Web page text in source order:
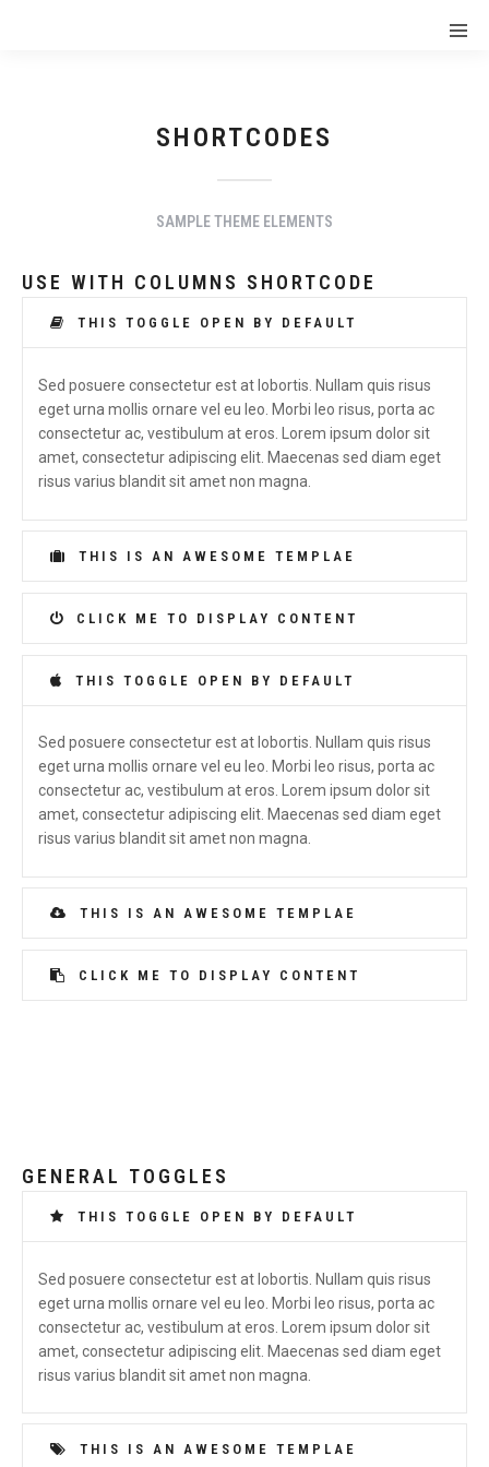
SHORTCODES
SAMPLE THEME ELEMENTS
USE WITH COLUMNS SHORTCODE
THIS TOGGLE OPEN BY DEFAULT
Sed posuere consectetur est at lobortis. Nullam quis risus
eget urna mollis ornare vel eu leo. Morbi leo risus, porta ac
consectetur ac, vestibulum at eros. Lorem ipsum dolor sit
amet, consectetur adipiscing elit. Maecenas sed diam eget
risus varius blandit sit amet non magna.
THIS IS AN AWESOME TEMPLAE
CLICK ME TO DISPLAY CONTENT
THIS TOGGLE OPEN BY DEFAULT
Sed posuere consectetur est at lobortis. Nullam quis risus
eget urna mollis ornare vel eu leo. Morbi leo risus, porta ac
consectetur ac, vestibulum at eros. Lorem ipsum dolor sit
amet, consectetur adipiscing elit. Maecenas sed diam eget
risus varius blandit sit amet non magna.
THIS IS AN AWESOME TEMPLAE
CLICK ME TO DISPLAY CONTENT
GENERAL TOGGLES
THIS TOGGLE OPEN BY DEFAULT
Sed posuere consectetur est at lobortis. Nullam quis risus
eget urna mollis ornare vel eu leo. Morbi leo risus, porta ac
consectetur ac, vestibulum at eros. Lorem ipsum dolor sit
amet, consectetur adipiscing elit. Maecenas sed diam eget
risus varius blandit sit amet non magna.
THIS IS AN AWESOME TEMPLAE